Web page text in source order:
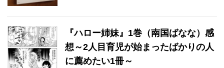
『ハロー姉妹』1巻（南国ばなな）感
想～2人目育児が始まったばかりの人
に薦めたい1冊～